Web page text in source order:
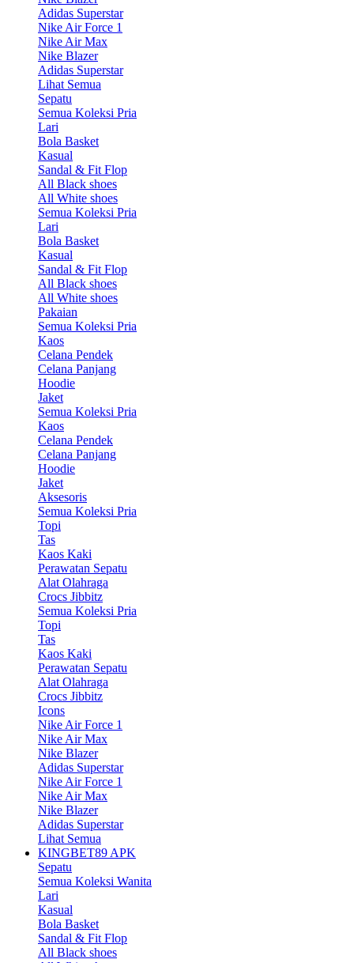
Adidas Superstar
Nike Air Force 1
Nike Air Max
Nike Blazer
Adidas Superstar
Lihat Semua
Sepatu
Semua Koleksi Pria
Lari
Bola Basket
Kasual
Sandal & Fit Flop
All Black shoes
All White shoes
Semua Koleksi Pria
Lari
Bola Basket
Kasual
Sandal & Fit Flop
All Black shoes
All White shoes
Pakaian
Semua Koleksi Pria
Kaos
Celana Pendek
Celana Panjang
Hoodie
Jaket
Semua Koleksi Pria
Kaos
Celana Pendek
Celana Panjang
Hoodie
Jaket
Aksesoris
Semua Koleksi Pria
Topi
Tas
Kaos Kaki
Perawatan Sepatu
Alat Olahraga
Crocs Jibbitz
Semua Koleksi Pria
Topi
Tas
Kaos Kaki
Perawatan Sepatu
Alat Olahraga
Crocs Jibbitz
Icons
Nike Air Force 1
Nike Air Max
Nike Blazer
Adidas Superstar
Nike Air Force 1
Nike Air Max
Nike Blazer
Adidas Superstar
Lihat Semua
KINGBET89 APK
Sepatu
Semua Koleksi Wanita
Lari
Kasual
Bola Basket
Sandal & Fit Flop
All Black shoes